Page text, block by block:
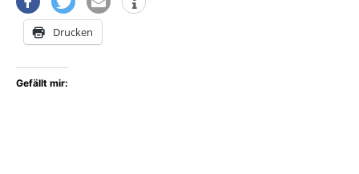
Drucken
Gefällt mir: